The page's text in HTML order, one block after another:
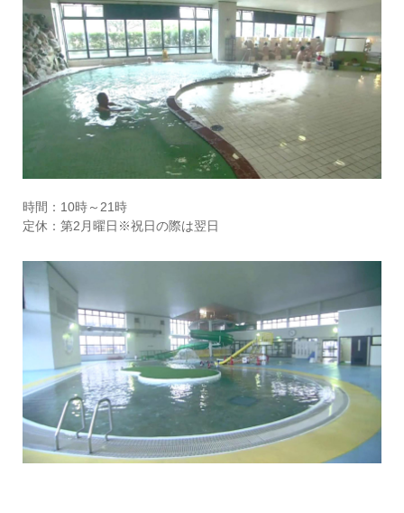
時間：10時～21時
定休：第2月曜日※祝日の際は翌日